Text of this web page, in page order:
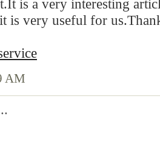
is a very interesting
is very useful for
AM